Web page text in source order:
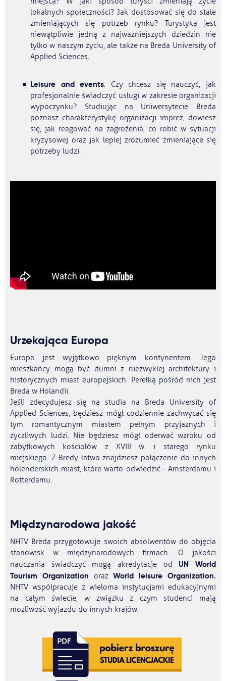
lokalnych społeczności? Jak dostosować się do stale
zmieniających się potrzeb rynku? Turystyka jest
niewątpliwie jedną z najważniejszych dziedzin nie
tylko w naszym życiu, ale także na Breda University of
Applied Sciences.
Leisure and events. Czy chcesz się nauczyć, jak
profesjonalnie świadczyć usługi w zakresie organizacji
wypoczynku? Studiując na Uniwersytecie Breda
poznasz charakterystykę organizacji imprez, dowiesz
się, jak reagować na zagrożenia, co robić w sytuacji
kryzysowej oraz jak lepiej zrozumieć zmieniające się
potrzeby ludzi.
Urzekająca Europa
Europa jest wyjątkowo pięknym kontynentem. Jego
mieszkańcy mogą być dumni z niezwykłej architektury i
historycznych miast europejskich. Perełką pośród nich jest
Breda w Holandii.
Jeśli zdecydujesz się na studia na Breda University of
Applied Sciences, będziesz mógł codziennie zachwycać się
tym romantycznym miastem pełnym przyjaznych i
życzliwych ludzi. Nie będziesz mógł oderwać wzroku od
zabytkowych kościołów z XVIII w. i starego rynku
miejskiego. Z Bredy łatwo znajdziesz połączenie do innych
holenderskich miast, które warto odwiedzić - Amsterdamu i
Rotterdamu.
Międzynarodowa jakość
NHTV Breda przygotowuje swoich absolwentów do objęcia
stanowisk w międzynarodowych firmach. O jakości
nauczania świadczyć mogą akredytacje odUN World
Tourism Organization orazWorld leisure Organization.
NHTV współpracuje z wieloma instytucjami edukacyjnymi
na całym świecie, w związku z czym studenci mają
możliwość wyjazdu do innych krajów.